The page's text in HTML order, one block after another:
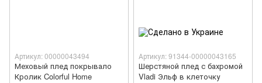
Артикул: 00000043494
Меховый плед покрывало
Кролик Colorful Home
Артикул: 91344-00000043165
Шерстяной плед с бахромой
Vladi Эльф в клеточку